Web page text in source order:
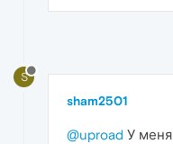
S
sham2501
@uproad У меня